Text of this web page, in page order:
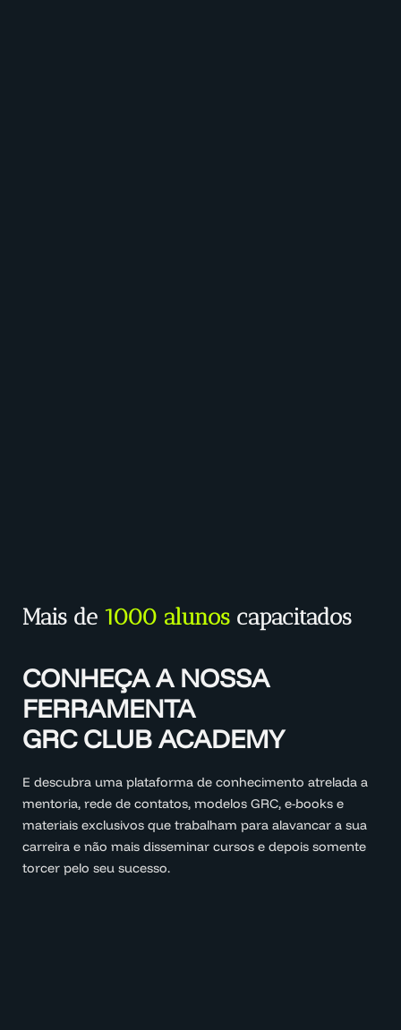
Mais de 1000 alunos capacitados
CONHEÇA A NOSSA
FERRAMENTA
GRC CLUB ACADEMY
E descubra uma plataforma de conhecimento atrelada a
mentoria, rede de contatos, modelos GRC, e-books e
materiais exclusivos que trabalham para alavancar a sua
carreira e não mais disseminar cursos e depois somente
torcer pelo seu sucesso.